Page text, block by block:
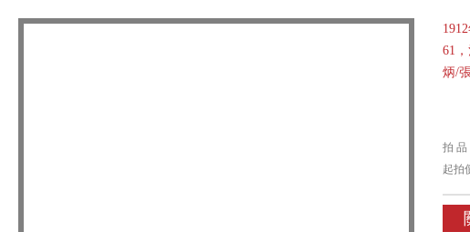
61
炳/
拍 品
起拍